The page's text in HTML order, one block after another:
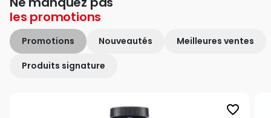
les promotions
Promotions Nouveautés Meilleures ventes
Produits signature
favorite_border